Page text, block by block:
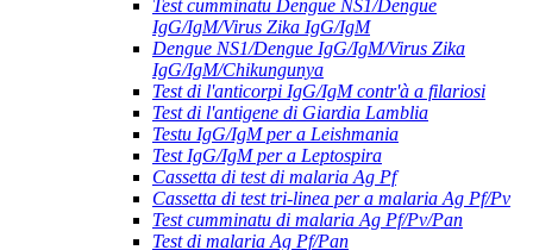
Test cumminatu Dengue NS1/Dengue
IgG/IgM/Virus Zika IgG/IgM
Dengue NS1/Dengue IgG/IgM/Virus Zika
IgG/IgM/Chikungunya
Test di l'anticorpi IgG/IgM contr'à a filariosi
Test di l'antigene di Giardia Lamblia
Testu IgG/IgM per a Leishmania
Test IgG/IgM per a Leptospira
Cassetta di test di malaria Ag Pf
Cassetta di test tri-linea per a malaria Ag Pf/Pv
Test cumminatu di malaria Ag Pf/Pv/Pan
Test di malaria Ag Pf/Pan